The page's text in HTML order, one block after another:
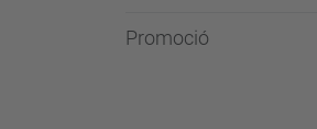
Promoció